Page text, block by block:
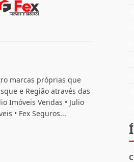
Imóveis Vendas • Julio